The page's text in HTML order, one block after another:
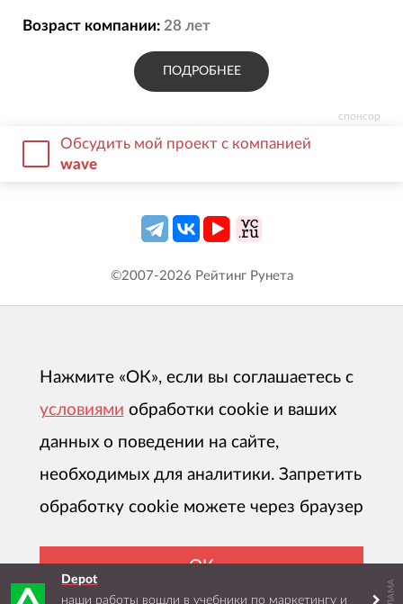
спонсор
Возраст компании: 28 лет
ПОДРОБНЕЕ
Обсудить мой проект с компанией
wave
Depot
наши работы вошли в учебники по маркетингу и
©2007-2026 Рейтинг Рунета
Нажмите «ОК», если вы соглашаетесь с
условиями обработки cookie и ваших
данных о поведении на сайте,
необходимых для аналитики. Запретить
обработку cookie можете через браузер
ОК